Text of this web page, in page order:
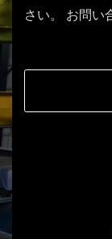
さい。
お問い